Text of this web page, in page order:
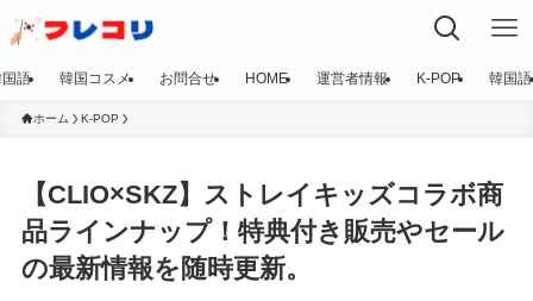
語 韓国コスメ お問合せ HOME 運営者情報 K-POP 韓国語
ホーム K-POP
【CLIO×SKZ】ストレイキッズコラボ商
品ラインナップ！特典付き販売やセール
の最新情報を随時更新。